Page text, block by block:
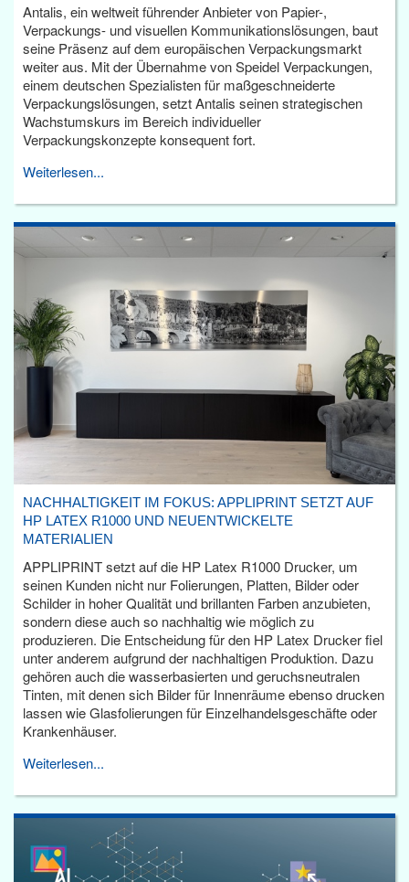
Antalis, ein weltweit führender Anbieter von Papier-,
Verpackungs- und visuellen Kommunikationslösungen, baut
seine Präsenz auf dem europäischen Verpackungsmarkt
weiter aus. Mit der Übernahme von Speidel Verpackungen,
einem deutschen Spezialisten für maßgeschneiderte
Verpackungslösungen, setzt Antalis seinen strategischen
Wachstumskurs im Bereich individueller
Verpackungskonzepte konsequent fort.
Weiterlesen...
NACHHALTIGKEIT IM FOKUS: APPLIPRINT SETZT AUF
HP LATEX R1000 UND NEUENTWICKELTE
MATERIALIEN
APPLIPRINT setzt auf die HP Latex R1000 Drucker, um
seinen Kunden nicht nur Folierungen, Platten, Bilder oder
Schilder in hoher Qualität und brillanten Farben anzubieten,
sondern diese auch so nachhaltig wie möglich zu
produzieren. Die Entscheidung für den HP Latex Drucker fiel
unter anderem aufgrund der nachhaltigen Produktion. Dazu
gehören auch die wasserbasierten und geruchsneutralen
Tinten, mit denen sich Bilder für Innenräume ebenso drucken
lassen wie Glasfolierungen für Einzelhandelsgeschäfte oder
Krankenhäuser.
Weiterlesen...